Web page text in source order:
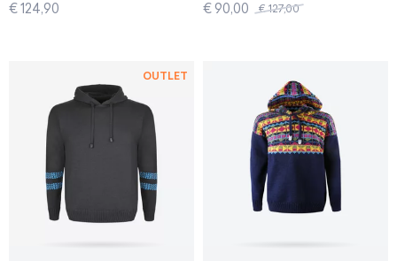
graphit
€ 124,90
rosa
€ 90,00 € 127,00
OUTLET